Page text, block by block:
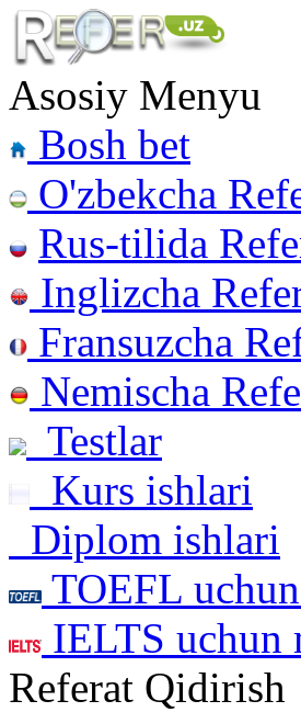
Asosiy Menyu
Bosh bet
O'zbekcha
Rus-tilida
Inglizcha
Fransuzcha
Nemischa
Testlar
Kurs ishlari
Diplom ishlari
TOEFL
IELTS uchun
Referat Qidirish